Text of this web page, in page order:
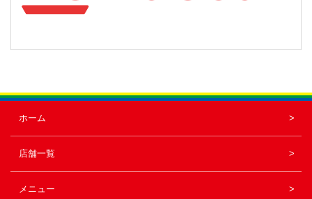
ホーム
店舗一覧
メニュー